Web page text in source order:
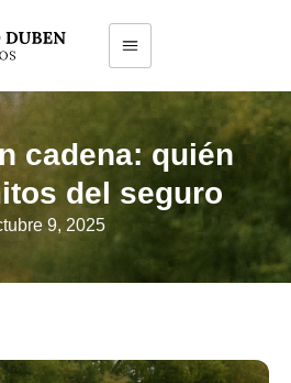
cadena: quién
del seguro
9, 2025